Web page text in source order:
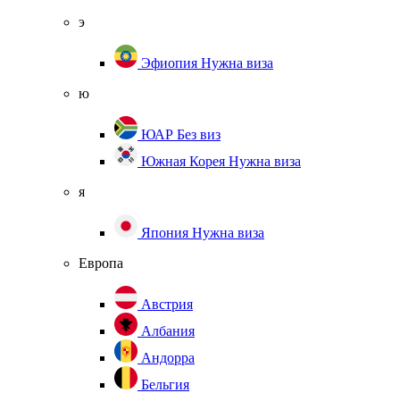
э
Эфиопия Нужна виза
ю
ЮАР Без виз
Южная Корея Нужна виза
я
Япония Нужна виза
Европа
Австрия
Албания
Андорра
Бельгия